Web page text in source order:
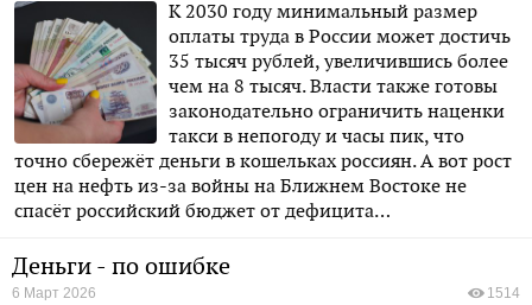
К 2030 году минимальный размер
оплаты труда в России может достичь
35 тысяч рублей, увеличившись более
чем на 8 тысяч. Власти также готовы
законодательно ограничить наценки
такси в непогоду и часы пик, что
точно сбережёт деньги в кошельках россиян. А вот рост
цен на нефть из-за войны на Ближнем Востоке не
спасёт российский бюджет от дефицита…
Деньги - по ошибке
6 Март 2026 1514